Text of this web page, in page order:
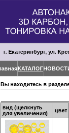
г. Екатеринбург, ул.
КАТАЛОГ
Вы находитесь в
вид (щелкнуть
для увеличения)
цвет